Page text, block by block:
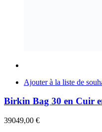
Ajouter à la liste de
Birkin Bag 30 en Cuir
39049,00 €